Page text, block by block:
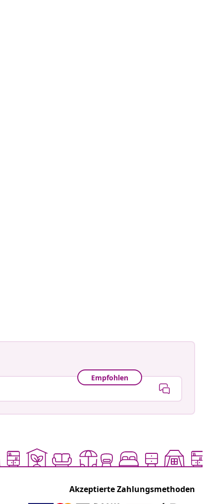
Empfohlen
Akzeptierte Zahlungsmethoden